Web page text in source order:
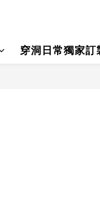
穿洞日常獨家訂